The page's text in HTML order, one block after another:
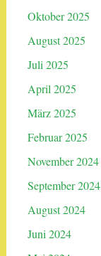
Oktober 2025
August 2025
Juli 2025
April 2025
März 2025
Februar 2025
November 2024
September 2024
August 2024
Juni 2024